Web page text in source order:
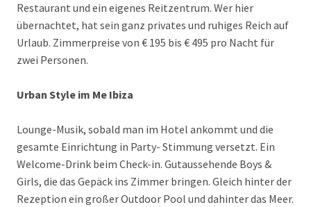
Restaurant und ein eigenes Reitzentrum. Wer hier
übernachtet, hat sein ganz privates und ruhiges Reich auf
Urlaub. Zimmerpreise von € 195 bis € 495 pro Nacht für
zwei Personen.
Urban Style im Me Ibiza
Lounge-Musik, sobald man im Hotel ankommt und die
gesamte Einrichtung in Party- Stimmung versetzt. Ein
Welcome-Drink beim Check-in. Gutaussehende Boys &
Girls, die das Gepäck ins Zimmer bringen. Gleich hinter der
Rezeption ein großer Outdoor Pool und dahinter das Meer.